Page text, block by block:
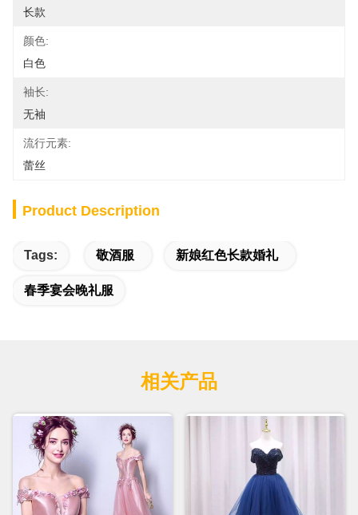
长款
颜色:
白色
袖长:
无袖
流行元素:
蕾丝
Product Description
Tags: 敬酒服 新娘红色长款婚礼
春季宴会晚礼服
相关产品